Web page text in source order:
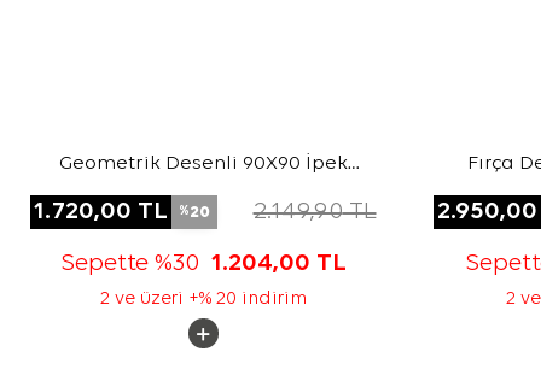
Geometrik Desenli 90X90 İpek
1.720,00 TL %20 2.149,90TL
Sepette %30 1.204,00 TL
2 ve üzeri +% 20 indirim
Fırça
2.950,00
2